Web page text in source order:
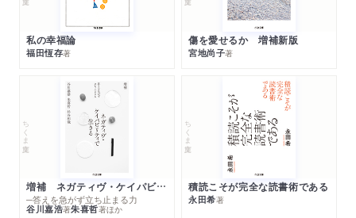
私の幸福論
福田恆存著
傷を愛せるか 増補新版
宮地尚子著
ちくま文庫
増補 ネガティヴ・ケイパビリティで生きる
─答えを急がず立ち止まる力
谷川嘉浩著朱喜哲著ほか
ちくま文庫
積読こそが完全な読書術である
永田希著